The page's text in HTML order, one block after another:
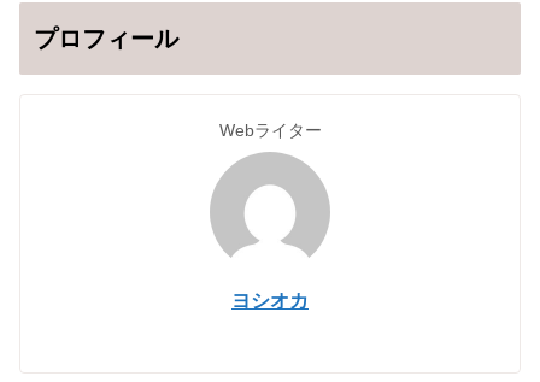
プロフィール
Webライター
ヨシオカ